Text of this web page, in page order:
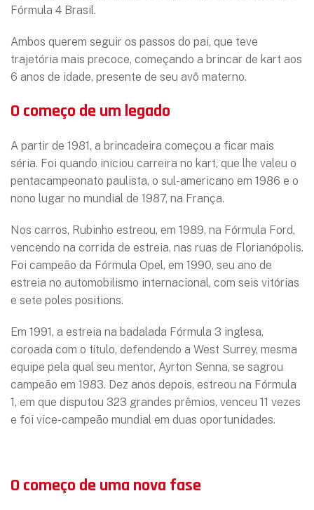
Fórmula 4 Brasil.
Ambos querem seguir os passos do pai, que teve
trajetória mais precoce, começando a brincar de kart aos
6 anos de idade, presente de seu avô materno.
O começo de um legado
A partir de 1981, a brincadeira começou a ficar mais
séria. Foi quando iniciou carreira no kart, que lhe valeu o
pentacampeonato paulista, o sul-americano em 1986 e o
nono lugar no mundial de 1987, na França.
Nos carros, Rubinho estreou, em 1989, na Fórmula Ford,
vencendo na corrida de estreia, nas ruas de Florianópolis.
Foi campeão da Fórmula Opel, em 1990, seu ano de
estreia no automobilismo internacional, com seis vitórias
e sete poles positions.
Em 1991, a estreia na badalada Fórmula 3 inglesa,
coroada com o título, defendendo a West Surrey, mesma
equipe pela qual seu mentor, Ayrton Senna, se sagrou
campeão em 1983. Dez anos depois, estreou na Fórmula
1, em que disputou 323 grandes prêmios, venceu 11 vezes
e foi vice-campeão mundial em duas oportunidades.
O começo de uma nova fase